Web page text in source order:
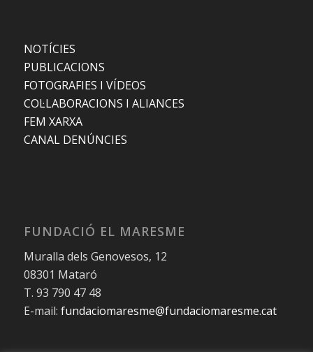
NOTÍCIES
PUBLICACIONS
FOTOGRAFIES I VÍDEOS
COL·LABORACIONS I ALIANCES
FEM XARXA
CANAL DENÚNCIES
FUNDACIÓ EL MARESME
Muralla dels Genovesos, 12
08301 Mataró
T. 93 790 47 48
E-mail: fundaciomaresme@fundaciomaresme.cat